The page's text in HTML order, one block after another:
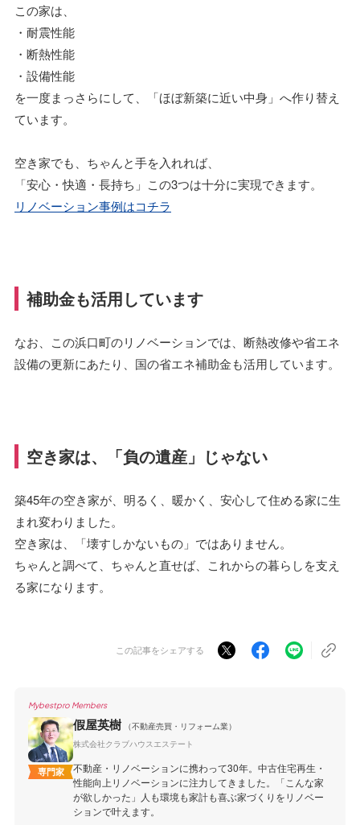
この家は、
・耐震性能
・断熱性能
・設備性能
を一度まっさらにして、「ほぼ新築に近い中身」へ作り替え
ています。
空き家でも、ちゃんと手を入れれば、
「安心・快適・長持ち」この3つは十分に実現できます。
リノベーション事例はコチラ
補助金も活用しています
なお、この浜口町のリノベーションでは、断熱改修や省エネ
設備の更新にあたり、国の省エネ補助金も活用しています。
空き家は、「負の遺産」じゃない
築45年の空き家が、明るく、暖かく、安心して住める家に生
まれ変わりました。
空き家は、「壊すしかないもの」ではありません。
ちゃんと調べて、ちゃんと直せば、これからの暮らしを支え
る家になります。
この記事をシェアする
Mybestpro Members
専門家
假屋英樹
（不動産売買・リフォーム業）
株式会社クラブハウスエステート
不動産・リノベーションに携わって30年。中古住宅再生・
性能向上リノベーションに注力してきました。「こんな家
が欲しかった」人も環境も家計も喜ぶ家づくりをリノベー
ションで叶えます。